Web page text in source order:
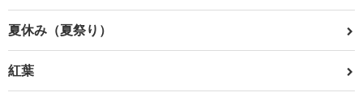
夏休み（夏祭り）
紅葉